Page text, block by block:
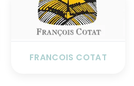
FRANCOIS COTAT